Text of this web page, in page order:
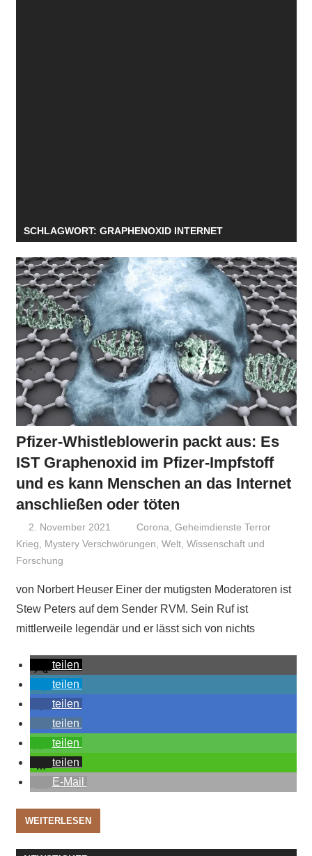
SCHLAGWORT: GRAPHENOXID INTERNET
Pfizer-Whistleblowerin packt aus: Es
IST Graphenoxid im Pfizer-Impfstoff
und es kann Menschen an das Internet
anschließen oder töten
2. November 2021 Niki Vogt
Corona,Geheimdienste Terror
Krieg, Mystery Verschwörungen, Welt, Wissenschaft und
Forschung
von Norbert Heuser Einer der mutigsten Moderatoren ist
Stew Peters auf dem Sender RVM. Sein Ruf ist
mittlerweile legendär und er lässt sich von nichts
teilen
teilen
teilen
teilen
teilen
teilen
E-Mail
WEITERLESEN